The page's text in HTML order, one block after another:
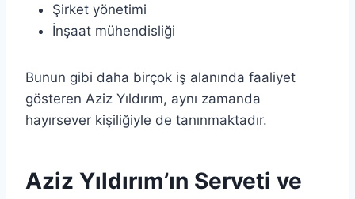
Şirket yönetimi
İnşaat mühendisliği
Bunun gibi daha birçok iş alanında faaliyet
gösteren Aziz Yıldırım, aynı zamanda
hayırsever kişiliğiyle de tanınmaktadır.
Aziz Yıldırım’ın Serveti ve